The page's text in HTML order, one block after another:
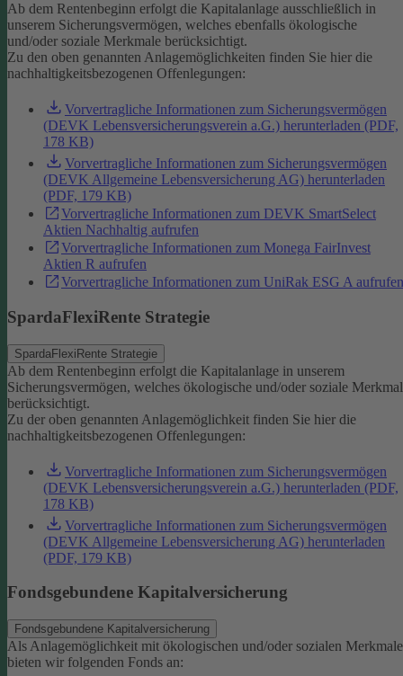
Ab dem Rentenbeginn erfolgt die Kapitalanlage ausschließlich in
unserem Sicherungsvermögen, welches ebenfalls ökologische
und/oder soziale Merkmale berücksichtigt.
Zu den oben genannten Anlagemöglichkeiten finden Sie hier die
nachhaltigkeitsbezogenen Offenlegungen:
Vorvertragliche Informationen zum Sicherungsvermögen
(DEVK Lebensversicherungsverein a.G.) herunterladen (PDF,
178 KB)
Vorvertragliche Informationen zum Sicherungsvermögen
(DEVK Allgemeine Lebensversicherung AG) herunterladen
(PDF, 179 KB)
Vorvertragliche Informationen zum DEVK SmartSelect
Aktien Nachhaltig aufrufen
Vorvertragliche Informationen zum Monega FairInvest
Aktien R aufrufen
Vorvertragliche Informationen zum UniRak ESG A aufrufen
SpardaFlexiRente Strategie
SpardaFlexiRente Strategie
Ab dem Rentenbeginn erfolgt die Kapitalanlage in unserem
Sicherungsvermögen, welches ökologische und/oder soziale
berücksichtigt.
Zu der oben genannten Anlagemöglichkeit finden Sie hier die
nachhaltigkeitsbezogenen Offenlegungen:
Vorvertragliche Informationen zum Sicherungsvermögen
(DEVK Lebensversicherungsverein a.G.) herunterladen (PDF,
178 KB)
Vorvertragliche Informationen zum Sicherungsvermögen
(DEVK Allgemeine Lebensversicherung AG) herunterladen
(PDF, 179 KB)
Fondsgebundene Kapitalversicherung
Fondsgebundene Kapitalversicherung
Als Anlagemöglichkeit mit ökologischen und/oder sozialen
bieten wir folgenden Fonds an: